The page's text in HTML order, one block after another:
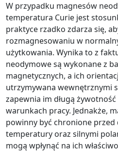
W przypadku magnesów
temperatura Curie jest
praktyce rzadko zdarza się,
rozmagnesowaniu w
użytkowania. Wynika to z
neodymowe są wykonane z
magnetycznych, a ich
utrzymywana wewnętrznymi
zapewnia im długą
warunkach pracy. Jednakże,
powinny być chronione przed
temperatury oraz silnymi
mogą wpłynąć na ich